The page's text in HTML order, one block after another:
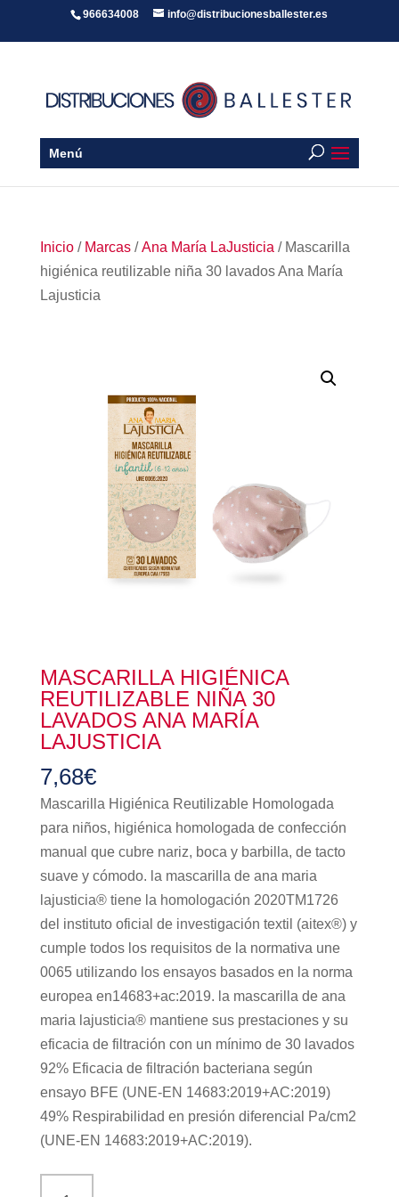
966634008 info@distribucionesballester.es
Menú
Inicio/ Marcas/Ana María LaJusticia / Mascarilla
higiénica reutilizable niña 30 lavados Ana María
Lajusticia
MASCARILLA HIGIÉNICA
REUTILIZABLE NIÑA 30
LAVADOS ANA MARÍA
LAJUSTICIA
7,68€
Mascarilla Higiénica Reutilizable Homologada
para niños, higiénica homologada de confección
manual que cubre nariz, boca y barbilla, de tacto
suave y cómodo. la mascarilla de ana maria
lajusticia® tiene la homologación 2020TM1726
del instituto oficial de investigación textil (aitex®) y
cumple todos los requisitos de la normativa une
0065 utilizando los ensayos basados en la norma
europea en14683+ac:2019. la mascarilla de ana
maria lajusticia® mantiene sus prestaciones y su
eficacia de filtración con un mínimo de 30 lavados
92% Eficacia de filtración bacteriana según
ensayo BFE (UNE-EN 14683:2019+AC:2019)
49% Respirabilidad en presión diferencial Pa/cm2
(UNE-EN 14683:2019+AC:2019).